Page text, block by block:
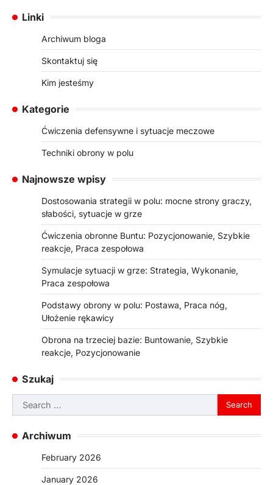
navigation
Linki
Archiwum bloga
Skontaktuj się
Kim jesteśmy
Kategorie
Ćwiczenia defensywne i sytuacje meczowe
Techniki obrony w polu
Najnowsze wpisy
Dostosowania strategii w polu: mocne strony graczy,
słabości, sytuacje w grze
Ćwiczenia obronne Buntu: Pozycjonowanie, Szybkie
reakcje, Praca zespołowa
Symulacje sytuacji w grze: Strategia, Wykonanie,
Praca zespołowa
Podstawy obrony w polu: Postawa, Praca nóg,
Ułożenie rękawicy
Obrona na trzeciej bazie: Buntowanie, Szybkie
reakcje, Pozycjonowanie
Szukaj
Search
for:
Archiwum
February 2026
January 2026